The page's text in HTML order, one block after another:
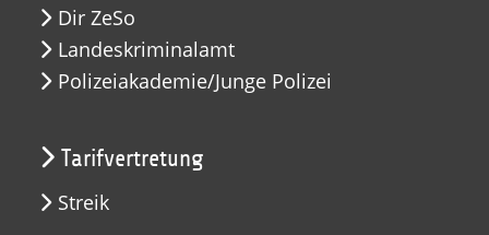
Dir ZeSo
Landeskriminalamt
Polizeiakademie/Junge Polizei
Tarifvertretung
Streik